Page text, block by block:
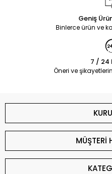
Geniş
Binlerce ürün ve
7 / 24
Öneri ve
MÜŞTERİ